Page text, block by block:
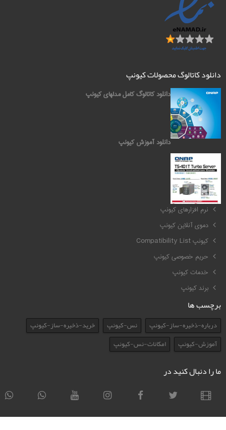
دانلود کاتالوگ محصولات کیونپ
دانلود کاتالوگ کامل مدلهای کیونپ
دانلود آموزش کیونپ
کیونپ QNAP
نرم افزارهای کیونپ
دموی آنلاین کیونپ
کیونپ Compatibility List
حریم خصوصی کیونپ
خدمات کیونپ
برند کیونپ
برچسب ها
درباره-ذخیره-ساز-کیونپ نس-کیونپ
خرید-ذخیره-ساز-کیونپ
آموزش-کیونپ
امکانات-نس-کیونپ
ما را دنبال کنید در